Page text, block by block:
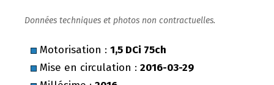
Données techniques et photos non contractuelles.
Motorisation : 1,5 DCi 75ch
Mise en circulation : 2016-03-29